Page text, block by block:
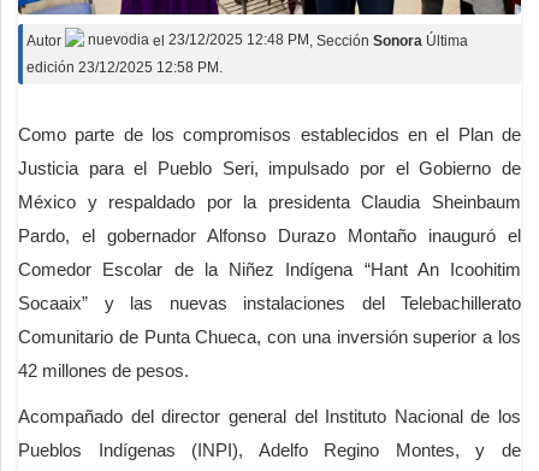
Autor nuevodia el 23/12/2025 12:48 PM , Sección Sonora Última
edición 23/12/2025 12:58 PM.
Como parte de los compromisos establecidos en el Plan de
Justicia para el Pueblo Seri, impulsado por el Gobierno de
México y respaldado por la presidenta Claudia Sheinbaum
Pardo, el gobernador Alfonso Durazo Montaño inauguró el
Comedor Escolar de la Niñez Indígena “Hant An Icoohitim
Socaaix” y las nuevas instalaciones del Telebachillerato
Comunitario de Punta Chueca, con una inversión superior a los
42 millones de pesos.
Acompañado del director general del Instituto Nacional de los
Pueblos Indígenas (INPI), Adelfo Regino Montes, y de